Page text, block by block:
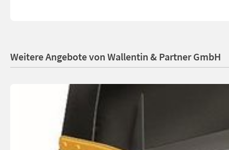
Weitere Angebote von Wallentin & Partner GmbH